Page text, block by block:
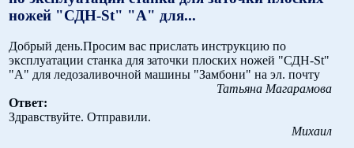
ножей "СДН-St" "А" для...
Добрый день.Просим вас прислать инструкцию по
эксплуатации станка для заточки плоских ножей "СДН-St"
"А" для ледозаливочной машины "Замбони" на эл. почту
Татьяна Магарамова
Ответ:
Здравствуйте. Отправили.
Михаил